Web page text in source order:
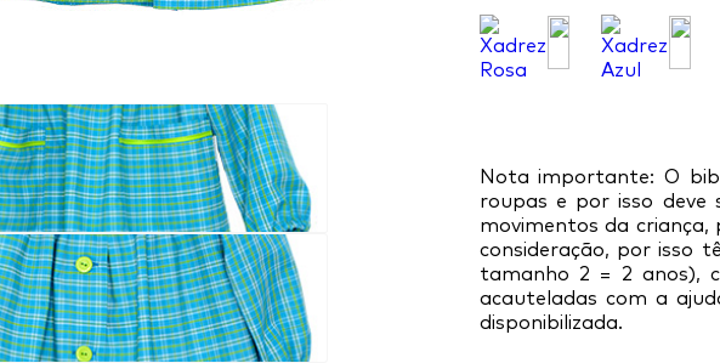
Nota importante: O
roupas e por isso deve
movimentos da
consideração, por isso
tamanho 2 = 2 anos),
acauteladas com a
disponibilizada.